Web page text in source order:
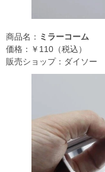
商品名： ミラーコーム
価格：￥110（税込）
販売ショップ：ダイソー